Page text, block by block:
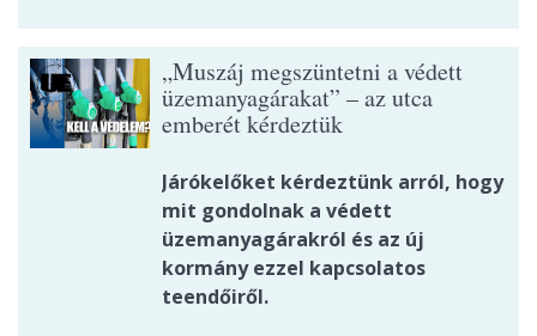
„Muszáj megszüntetni a védett
üzemanyagárakat” – az utca
emberét kérdeztük
Járókelőket kérdeztünk arról, hogy
mit gondolnak a védett
üzemanyagárakról és az új
kormány ezzel kapcsolatos
teendőiről.